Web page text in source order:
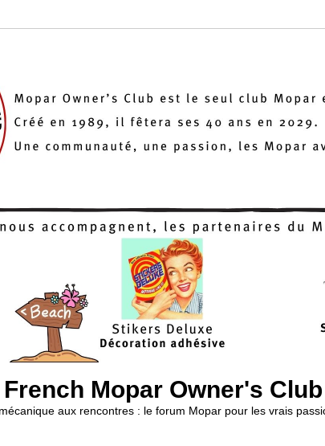
French Mopar Owner's Club
aux rencontres : le forum Mopar pour les vrais